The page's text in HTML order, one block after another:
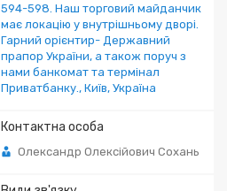
594-598. Наш торговий майданчик
має локацію у внутрішньому дворі.
Гарний орієнтир- Державний
прапор України, а також поруч з
нами банкомат та термінал
Приватбанку., Київ, Україна
Олександр Олексійович Сохань